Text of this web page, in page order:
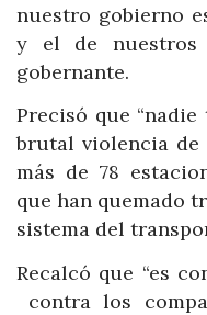
nuestro gobierno
y el de nuestros
gobernante.
Precisó que
brutal violencia de
más de 78
que han quemado
sistema del
Recalcó que “es
contra los